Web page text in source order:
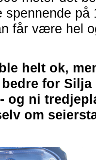
på
får være hel
helt ok,
for Silja
og ni
om